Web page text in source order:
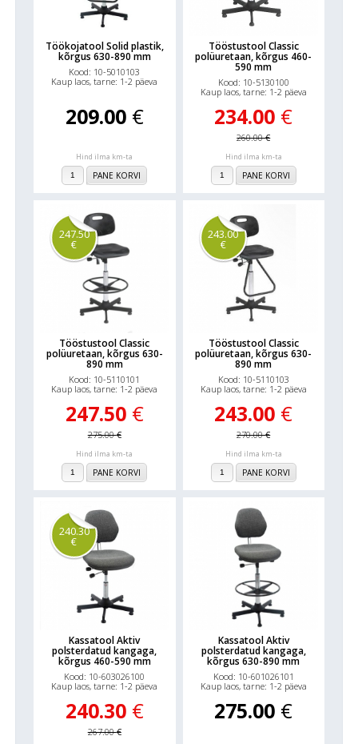
Töökojatool Solid plastik,
kõrgus 630-890 mm
Kood: 10-5010103
Kaup laos, tarne: 1-2 päeva
209.00 €
Hind ilma km-ta
PANE KORVI
Tööstustool Classic
polüuretaan, kõrgus 460-
590 mm
Kood: 10-5130100
Kaup laos, tarne: 1-2 päeva
234.00 €
260.00€
Hind ilma km-ta
PANE KORVI
247.50
€
Tööstustool Classic
polüuretaan, kõrgus 630-
890 mm
Kood: 10-5110101
Kaup laos, tarne: 1-2 päeva
247.50 €
275.00€
Hind ilma km-ta
PANE KORVI
243.00
€
Tööstustool Classic
polüuretaan, kõrgus 630-
890 mm
Kood: 10-5110103
Kaup laos, tarne: 1-2 päeva
243.00 €
270.00€
Hind ilma km-ta
PANE KORVI
240.30
€
Kassatool Aktiv
polsterdatud kangaga,
kõrgus 460-590 mm
Kood: 10-603026100
Kaup laos, tarne: 1-2 päeva
240.30 €
267.00€
Kassatool Aktiv
polsterdatud kangaga,
kõrgus 630-890 mm
Kood: 10-601026101
Kaup laos, tarne: 1-2 päeva
275.00 €